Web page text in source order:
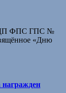
ДП ФПС ГПС №
«Дню
награжден